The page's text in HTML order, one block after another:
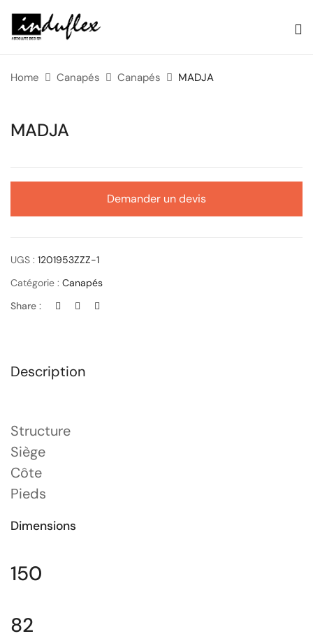
Home Canapés Canapés MADJA
MADJA
Demander un devis
UGS : 1201953ZZZ-1
Catégorie : Canapés
Share :
Description
Structure
Siège
Côte
Pieds
Dimensions
150
82